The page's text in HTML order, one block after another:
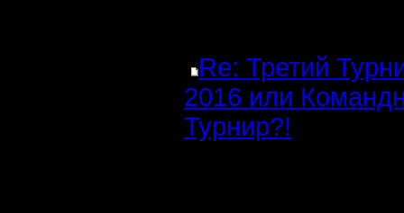
Re: Третий
2016 или
Турнир?!